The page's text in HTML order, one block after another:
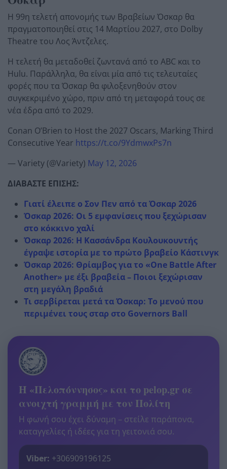
Η 99η τελετή απονομής των Βραβείων Όσκαρ θα
πραγματοποιηθεί στις 14 Μαρτίου 2027, στο Dolby
Theatre του Λος Άντζελες.
Η τελετή θα μεταδοθεί ζωντανά από το ABC και το
Hulu. Παράλληλα, θα είναι μία από τις τελευταίες
φορές που τα Όσκαρ θα φιλοξενηθούν στον
συγκεκριμένο χώρο, πριν από τη μεταφορά τους σε
νέα έδρα από το 2029.
Conan O’Brien to Host the 2027 Oscars, Marking Third
Consecutive Year https://t.co/9YdmwxPs7n
— Variety (@Variety) May 12, 2026
ΔΙΑΒΑΣΤΕ ΕΠΙΣΗΣ:
Γιατί έλειπε ο Σον Πεν από τα Όσκαρ 2026
Όσκαρ 2026: Οι 5 εμφανίσεις που ξεχώρισαν
στο κόκκινο χαλί
Όσκαρ 2026: Η Κασσάνδρα Κουλουκουντής
έγραψε ιστορία με το πρώτο βραβείο Κάστινγκ
Όσκαρ 2026: Θρίαμβος για το «One Battle After
Another» με έξι βραβεία – Ποιοι ξεχώρισαν
στη μεγάλη βραδιά
Τι σερβίρεται μετά τα Όσκαρ: Το μενού που
περιμένει τους σταρ στο Governors Ball
Η «Πελοπόννησος» και το pelop.gr σε
ανοιχτή γραμμή με τον Πολίτη
Η φωνή σου έχει δύναμη – στείλε παράπονα,
καταγγελίες ή ιδέες για τη γειτονιά σου.
Viber: +306909196125